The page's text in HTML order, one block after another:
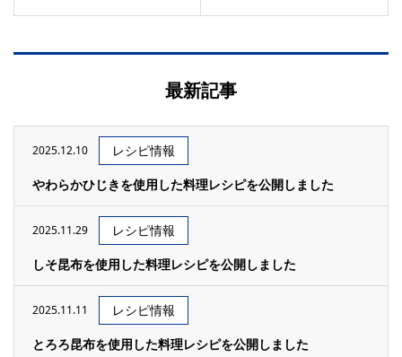
最新記事
2025.12.10
レシピ情報
やわらかひじきを使用した料理レシピを公開しました
2025.11.29
レシピ情報
しそ昆布を使用した料理レシピを公開しました
2025.11.11
レシピ情報
とろろ昆布を使用した料理レシピを公開しました